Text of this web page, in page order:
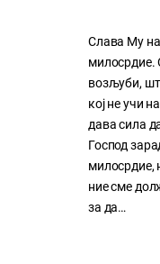
Слава Му
милосрдие.
возљуби,
кој нe учи
дава сила
Господ
милосрдие,
ние сме
за да…